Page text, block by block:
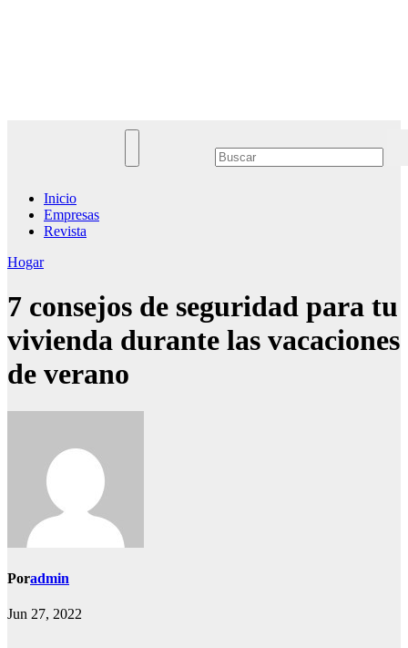
Inicio
Empresas
Revista
Hogar
7 consejos de seguridad para tu
vivienda durante las vacaciones
de verano
Poradmin
Jun 27, 2022